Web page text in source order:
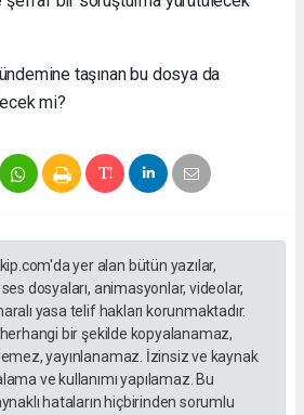
taşınan bu dosya da
mi?
yer alan bütün yazılar,
dosyaları, animasyonlar, videolar,
yasa telif hakları korunmaktadır.
herhangi bir şekilde kopyalanamaz,
yayınlanamaz. İzinsiz ve kaynak
ve kullanımı yapılamaz. Bu
hataların hiçbirinden sorumlu